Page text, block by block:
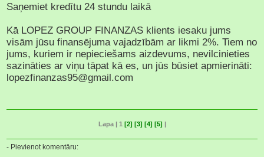
Saņemiet kredītu 24 stundu laikā
Kā LOPEZ GROUP FINANZAS klients iesaku jums
visām jūsu finansējuma vajadzībām ar likmi 2%. Tiem no
jums, kuriem ir nepieciešams aizdevums, nevilcinieties
sazināties ar viņu tāpat kā es, un jūs būsiet apmierināti:
lopezfinanzas95@gmail.com
Lapa | 1 [2] [3] [4] [5]
- Pievienot komentāru: